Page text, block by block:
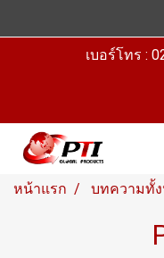
เบอร์โทร :
หน้าแรก บทความทั้